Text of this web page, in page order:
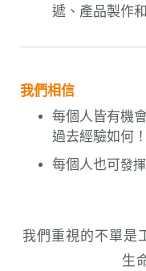
遞、產品製作
我們相信
每個人皆有機
過去經驗如何！
每個人也可發
我們重視的不單是
生